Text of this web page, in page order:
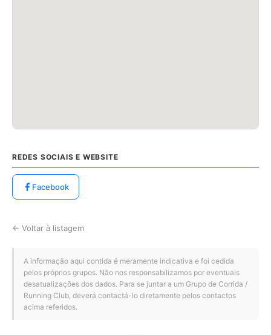
REDES SOCIAIS E WEBSITE
Facebook
← Voltar à listagem
A informação aqui contida é meramente indicativa e foi cedida
pelos próprios grupos. Não nos responsabilizamos por eventuais
desatualizações dos dados. Para se juntar a um Grupo de Corrida /
Running Club, deverá contactá-lo diretamente pelos contactos
acima referidos.